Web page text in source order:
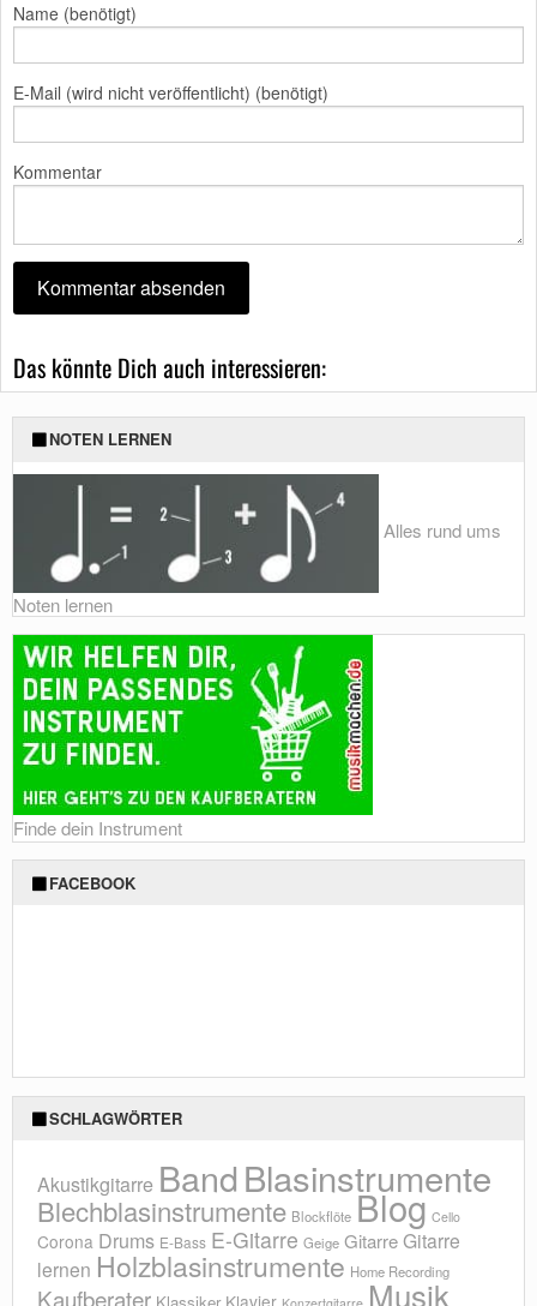
Name (benötigt)
E-Mail (wird nicht veröffentlicht) (benötigt)
Kommentar
Das könnte Dich auch interessieren:
NOTEN LERNEN
Alles rund ums
Noten lernen
Finde dein Instrument
FACEBOOK
SCHLAGWÖRTER
Akustikgitarre BandBlasinstrumente
Blechblasinstrumente Blockflöte Blog Cello
Corona Drums E-Bass E-Gitarre Geige GitarreGitarre
lernen Holzblasinstrumente Home Recording
Kaufberater Klavier Musik